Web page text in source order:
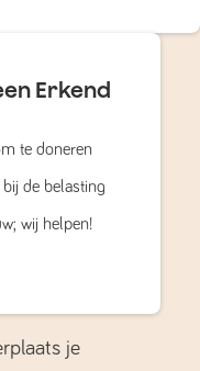
Erkend
te doneren
de belasting
wij helpen!
je